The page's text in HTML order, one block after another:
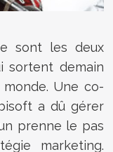
sont les deux
sortent demain
Une co-
a dû gérer
prenne le pas
marketing.